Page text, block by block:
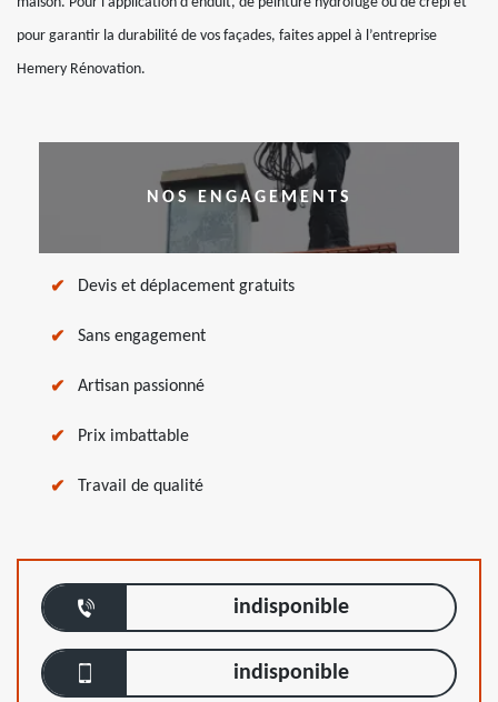
pour garantir la durabilité de vos façades, faites appel à l’entreprise
Hemery Rénovation.
NOS ENGAGEMENTS
Devis et déplacement gratuits
Sans engagement
Artisan passionné
Prix imbattable
Travail de qualité
indisponible
indisponible